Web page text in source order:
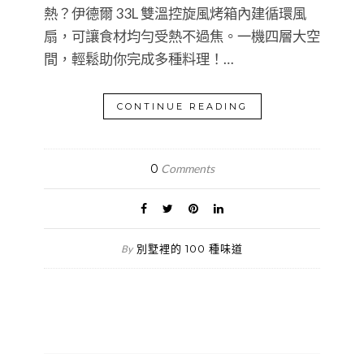
熱？伊德爾 33L 雙溫控旋風烤箱內建循環風
扇，可讓食材均勻受熱不過焦。一機四層大空
間，輕鬆助你完成多種料理！…
CONTINUE READING
0 Comments
By 別墅裡的 100 種味道